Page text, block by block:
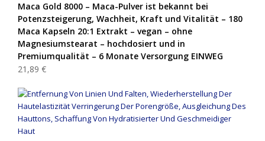
Maca Gold 8000 – Maca-Pulver ist bekannt bei
Potenzsteigerung, Wachheit, Kraft und Vitalität – 180
Maca Kapseln 20:1 Extrakt – vegan – ohne
Magnesiumstearat – hochdosiert und in
Premiumqualität – 6 Monate Versorgung EINWEG
21,89 €